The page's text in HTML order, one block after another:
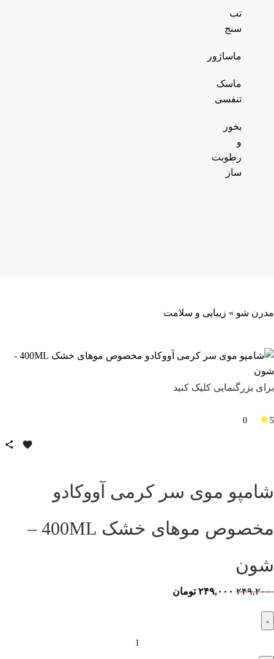
تب
سنج
ماساژور
ماسک
تنفسی
بخور
و
رطوبت
ساز
مدرن شو » زیبایی و سلامت
برای بزرگنمایی کلیک کنید
5
★
شامپو موی سر کرمی آووکادو
مخصوص موهای خشک 400ML –
شون
۲۴۹,۲۰۰ ۲۴۹,۰۰۰ تومان